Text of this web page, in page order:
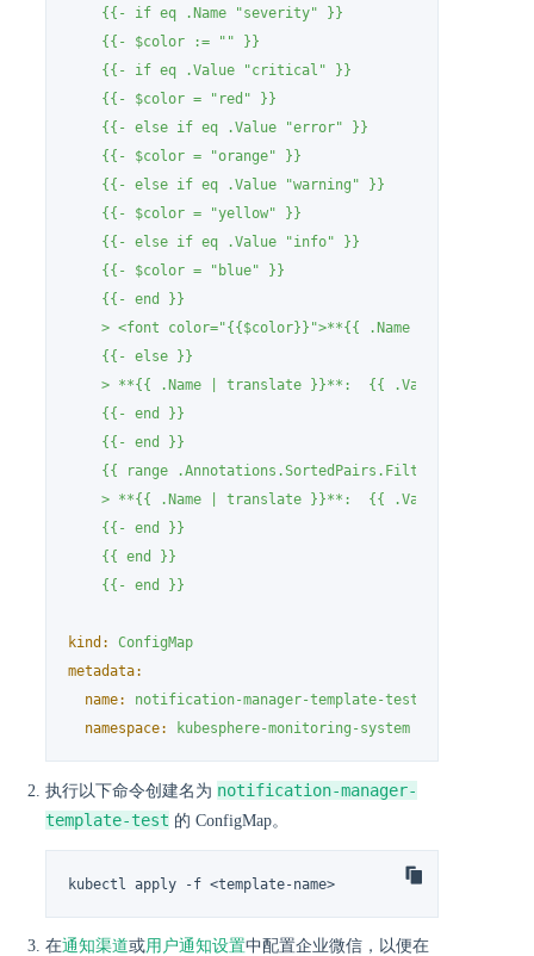
    {{- if eq .Name "severity" }}
    {{- $color := "" }}
    {{- if eq .Value "critical" }}
    {{- $color = "red" }}
    {{- else if eq .Value "error" }}
    {{- $color = "orange" }}
    {{- else if eq .Value "warning" }}
    {{- $color = "yellow" }}
    {{- else if eq .Value "info" }}
    {{- $color = "blue" }}
    {{- end }}
> <font color="{{$color}}">**{{ .Name | translate
    {{- else }}
    > **{{ .Name | translate }}**:  {{ .Value }}
    {{- end }}
    {{- end }}
{{ range .Annotations.SortedPairs.Filter
    > **{{ .Name | translate }}**:  {{ .Value }}
    {{- end }}
    {{ end }}
kind:
ConfigMap
metadata:
name:
notification-manager-template-test
namespace:
kubesphere-monitoring-system
执行以下命令创建名为 notification-manager-
template-test 的 ConfigMap。
kubectl apply -f <template-name>
在通知渠道或用户通知设置中配置企业微信，以便在